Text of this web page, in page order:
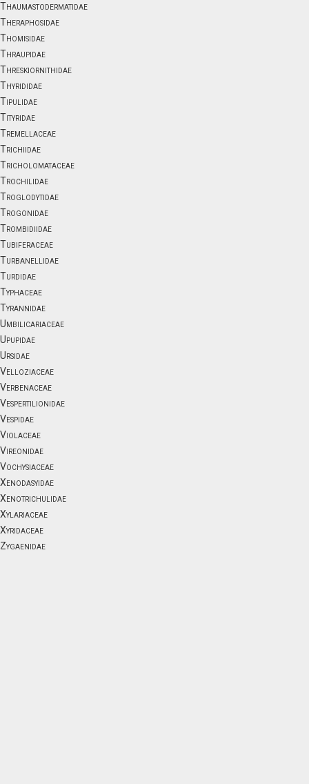
Thaumastodermatidae
Theraphosidae
Thomisidae
Thraupidae
Threskiornithidae
Thyrididae
Tipulidae
Tityridae
Tremellaceae
Trichiidae
Tricholomataceae
Trochilidae
Troglodytidae
Trogonidae
Trombidiidae
Tubiferaceae
Turbanellidae
Turdidae
Typhaceae
Tyrannidae
Umbilicariaceae
Upupidae
Ursidae
Velloziaceae
Verbenaceae
Vespertilionidae
Vespidae
Violaceae
Vireonidae
Vochysiaceae
Xenodasyidae
Xenotrichulidae
Xylariaceae
Xyridaceae
Zygaenidae